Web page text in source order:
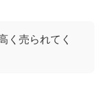
く売られてく